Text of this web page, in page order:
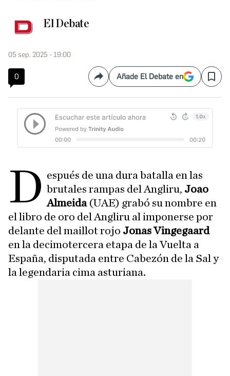
El Debate
05 sep. 2025 - 19:00
0 CompartirAñade El Debate en Save
D espués de una dura batalla en las
brutales rampas del Angliru, Joao
Almeida(UAE) grabó su nombre en
el libro de oro del Angliru al imponerse por
delante del maillot rojo Jonas Vingegaard
en la decimotercera etapa de la Vuelta a
España, disputada entre Cabezón de la Sal y
la legendaria cima asturiana.